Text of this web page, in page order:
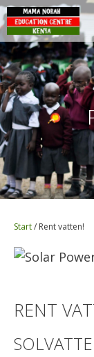
Hoppa
till
innehåll
Start/ Rent vatten!
RENT